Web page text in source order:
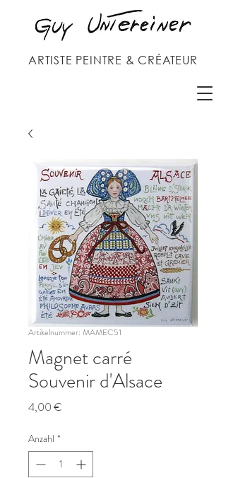
ARTISTE PEINTRE & CRÉATEUR
Artikelnummer: MAMEC51
Magnet carré
Souvenir d'Alsace
4,00 €
Anzahl *